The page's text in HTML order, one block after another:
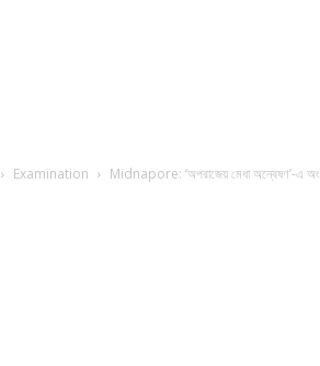
Examination Midnapore: ‘অপরাজেয় মেধা অন্বেষণ’-এ